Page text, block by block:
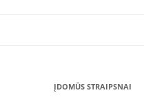
ĮDOMŪS STRAIPSNAI